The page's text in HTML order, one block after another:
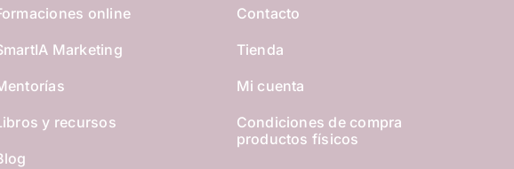
online
Marketing
y recursos
Contacto
Tienda
Mi cuenta
Condiciones de compra
productos físicos